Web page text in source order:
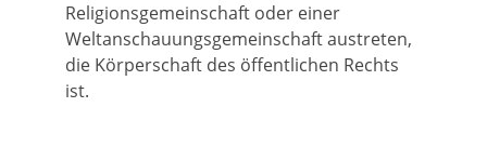
Religionsgemeinschaft oder einer
Weltanschauungsgemeinschaft austreten,
die Körperschaft des öffentlichen Rechts
ist.